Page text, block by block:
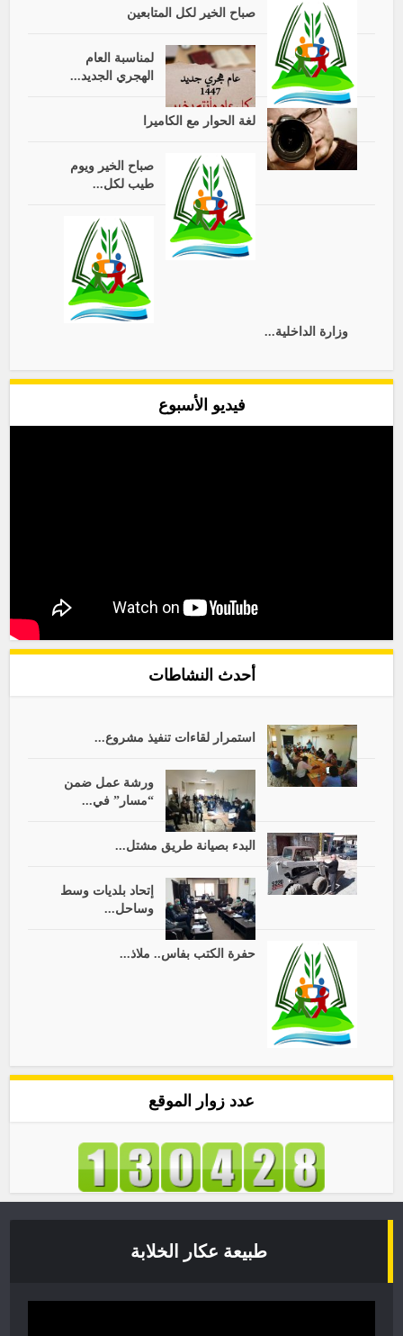
صباح الخير لكل المتابعين
لمناسبة العام
الهجري الجديد...
لغة الحوار مع الكاميرا
صباح الخير ويوم
طيب لكل...
وزارة الداخلية...
فيديو الأسبوع
أحدث النشاطات
استمرار لقاءات تنفيذ مشروع...
ورشة عمل ضمن
“مسار” في...
البدء بصيانة طريق مشتل...
إتحاد بلديات وسط
وساحل...
حفرة الكتب بفاس.. ملاذ...
عدد زوار الموقع
طبيعة عكار الخلابة